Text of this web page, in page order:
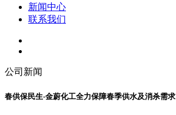
新闻中心
联系我们
公司新闻
春供保民生-金蔚化工全力保障春季供水及消杀需求